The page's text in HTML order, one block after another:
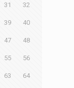
31 32
39 40
47 48
55 56
63 64